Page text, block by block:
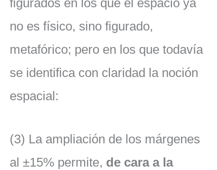
no es físico, sino figurado,
metafórico; pero en los que todavía
se identifica con claridad la noción
espacial:
(3) La ampliación de los márgenes
al ±15% permite, de cara a la